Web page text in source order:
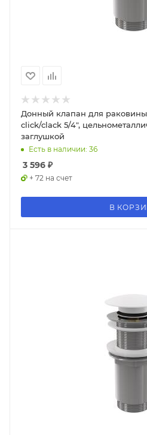
Донный клапан для
click/clack 5/4",
заглушкой
Есть в наличии: 36
3 596 ₽
+ 72 на счет
В